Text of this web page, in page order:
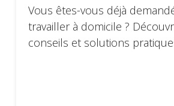
Vous êtes-vous déjà
travailler à domicile ?
conseils et solutions